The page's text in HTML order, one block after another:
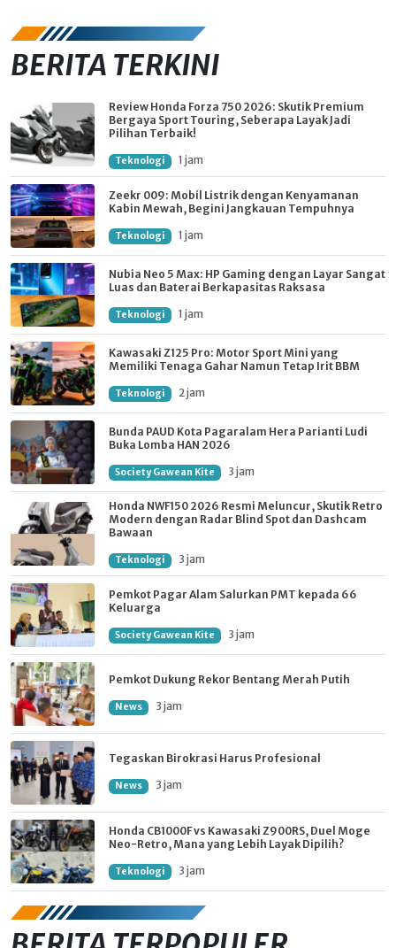
BERITA TERKINI
Review Honda Forza 750 2026: Skutik Premium
Bergaya Sport Touring, Seberapa Layak Jadi
Pilihan Terbaik!
Teknologi 1 jam
Zeekr 009: Mobil Listrik dengan Kenyamanan
Kabin Mewah, Begini Jangkauan Tempuhnya
Teknologi 1 jam
Nubia Neo 5 Max: HP Gaming dengan Layar Sangat
Luas dan Baterai Berkapasitas Raksasa
Teknologi 1 jam
Kawasaki Z125 Pro: Motor Sport Mini yang
Memiliki Tenaga Gahar Namun Tetap Irit BBM
Teknologi 2 jam
Bunda PAUD Kota Pagaralam Hera Parianti Ludi
Buka Lomba HAN 2026
Society Gawean Kite 3 jam
Honda NWF150 2026 Resmi Meluncur, Skutik Retro
Modern dengan Radar Blind Spot dan Dashcam
Bawaan
Teknologi 3 jam
Pemkot Pagar Alam Salurkan PMT kepada 66
Keluarga
Society Gawean Kite 3 jam
Pemkot Dukung Rekor Bentang Merah Putih
News 3 jam
Tegaskan Birokrasi Harus Profesional
News 3 jam
Honda CB1000F vs Kawasaki Z900RS, Duel Moge
Neo-Retro, Mana yang Lebih Layak Dipilih?
Teknologi 3 jam